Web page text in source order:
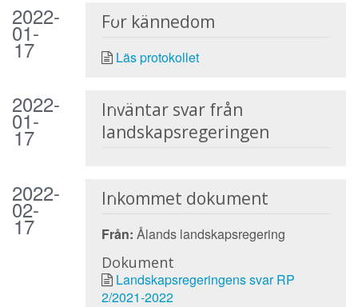
2022-
01-
17
För kännedom
Läs protokollet
2022-
01-
17
Inväntar svar från
landskapsregeringen
2022-
02-
17
Inkommet dokument
Från: Ålands landskapsregering
Dokument
Landskapsregeringens svar RP
2/2021-2022